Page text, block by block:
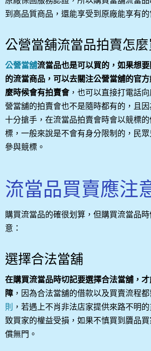
到高品質商品，還能享受到原廠能享有的
公營當舖流當品拍賣怎麼
公營當舖流當品也是可以買的，如果想
的流當商品，可以去關注公營當舖的官
麼時候會有拍賣會，也可以直接打電話
營當舖的拍賣會也不是隨時都有的，且
十分搶手，在流當品拍賣會時會以競標
標，一般來說是不會有身分限制的，民
參與競標。
流當品買賣應注
購買流當品的確很划算，但購買流當品
意：
選擇合法當舖
在購買流當品時切記要選擇合法當舖，
障 ，因為合法當舖的借款以及買賣流程
則
，若遇上不肖非法店家提供來路不明
致買家的權益受損，如果不慎買到贗品
償無門。